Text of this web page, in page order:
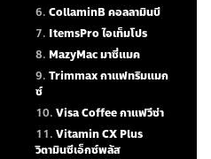
CollaminB คอลลามินบี
ItemsPro ไอเท็มโปร
MazyMac มาซี่แมค
Trimmax กาแฟทริมแมก
ซ์
Visa Coffee กาแฟวีซ่า
Vitamin CX Plus
วิตามินซีเอ็กซ์พลัส